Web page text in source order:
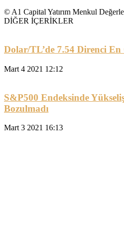
© A1 Capital Yatırım Menkul
DİĞER İÇERİKLER
Dolar/TL’de 7.54 Direnci
Mart 4 2021 12:12
S&P500 Endeksinde
Bozulmadı
Mart 3 2021 16:13